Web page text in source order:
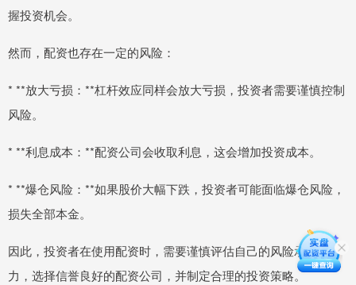
握投资机会。
然而，配资也存在一定的风险：
* **放大亏损：**杠杆效应同样会放大亏损，投资者需要谨慎控制
风险。
* **利息成本：**配资公司会收取利息，这会增加投资成本。
* **爆仓风险：**如果股价大幅下跌，投资者可能面临爆仓风险，
损失全部本金。
因此，投资者在使用配资时，需要谨慎评估自己的风险承受能
力，选择信誉良好的配资公司，并制定合理的投资策略。